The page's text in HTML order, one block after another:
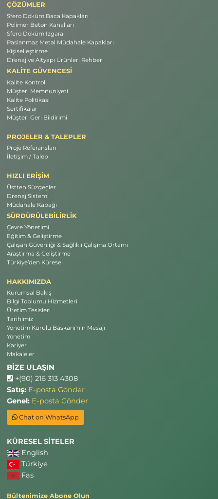
ÇÖZÜMLER
Sfero Döküm Baca Kapakları
Polimer Beton Kanalları
Sfero Döküm Izgara
Paslanmaz Metal Müdahale Kapakları
Kişiselleştirme
Drenaj ve Altyapı Ürünleri Rehberi
KALİTE GÜVENCESİ
Kalite Kontrol
Müşteri Memnuniyeti
Kalite Politikası
Sertifikalar
Müşteri Geri Bildirimi
PROJELER & TALEPLER
Proje Referansları
İletişim / Talep
HIZLI ERİŞİM
Üstten Süzgeçler
Drenaj Sistemi
Müdahale Kapağı
SÜRDÜRÜLEBİLİRLİK
Çevre Yönetimi
Eğitim & Geliştirme
Çalışan Güvenliği & Sağlıklı Çalışma Ortamı
Araştırma & Geliştirme
Türkiye’den Küresel
HAKKIMIZDA
Kurumsal Bakış
Bilgi Toplumu Hizmetleri
Üretim Tesisleri
Tarihimiz
Yönetim Kurulu Başkanı'nın Mesajı
Yönetim
Kariyer
Makaleler
BİZE ULAŞIN
+(90) 216 313 4308
Satış: E-posta Gönder
Genel: E-posta Gönder
Chat on WhatsApp
KÜRESEL SİTELER
English
Türkiye
Fas
Bültenimize Abone Olun